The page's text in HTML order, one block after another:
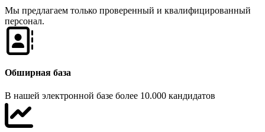
Мы предлагаем только проверенный и квалифицированный
персонал.
Обширная база
В нашей электронной базе более 10.000 кандидатов